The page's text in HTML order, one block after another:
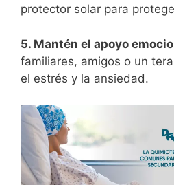
protector solar para
5. Mantén el apoyo
familiares, amigos o un
el estrés y la ansiedad.